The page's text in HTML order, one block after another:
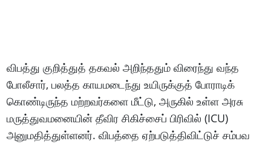
விபத்து குறித்துத் தகவல் அறிந்ததும் விரைந்து வந்த
போலீசார், பலத்த காயமடைந்து உயிருக்குத் போராடிக்
கொண்டிருந்த மற்றவர்களை மீட்டு, அருகில் உள்ள அரசு
மருத்துவமனையின் தீவிர சிகிச்சைப் பிரிவில் (ICU)
அனுமதித்துள்ளனர். விபத்தை ஏற்படுத்திவிட்டுச் சம்பவ